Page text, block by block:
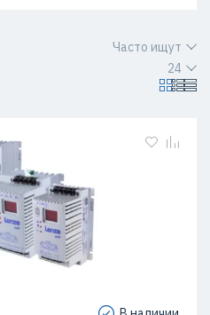
Часто ищут
24